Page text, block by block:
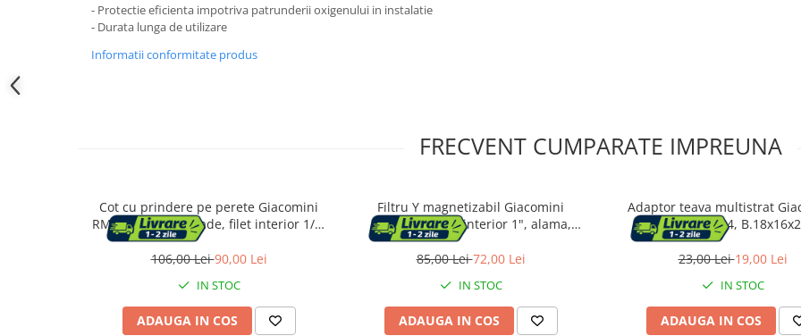
Suporturi si accesorii de baie
Bucatarie
Mese bucatarie si living
Scaune bucatarie & living
Vase & ustensile pentru gatit
- Protectie eficienta impotriva patrunderii oxigenului in instalatie
- Durata lunga de utilizare
Informatii conformitate produs
FRECVENT CUMPARATE IMPREUNA
Cot cu prindere pe perete Giacomini
RM138Y038, 90 grade, filet interior 1/2”
si doua racorduri prin presare 20x2
106,00 Lei90,00 Lei
IN STOC
ADAUGA IN COS
Filtru Y magnetizabil Giacomini
R74AY105, filet interior 1", alama,
pentru instalatii HVAC, cu sita din inox
85,00 Lei72,00 Lei
IN STOC
ADAUGA IN COS
Adaptor teava multistrat
R179MX024, B.18x16x2
23,00 Lei19,00 Lei
IN STOC
ADAUGA IN COS